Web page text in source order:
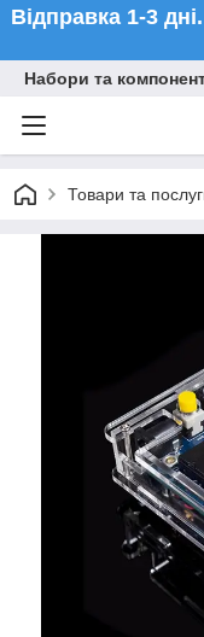
Відправка 1-3 дні.
Набори та
Товари та